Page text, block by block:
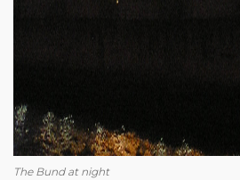
The Bund at night